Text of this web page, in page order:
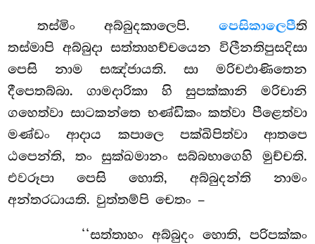
තස්මිං අබ්බුදකාලෙපි. පෙසිකාලෙපීති
තස්මාපි අබ්බුදා සත්තාහච්චයෙන විලීනතිපුසදිසා
පෙසි නාම සඤ්ජායති. සා මරිචඵාණිතෙන
දීපෙතබ්බා. ගාමදාරිකා හි සුපක්කානි මරිචානි
ගහෙත්වා සාටකන්තෙ භණ්ඩිකං කත්වා පීළෙත්වා
මණ්ඩං ආදාය කපාලෙ පක්ඛිපිත්වා ආතපෙ
ඨපෙන්ති, තං සුක්ඛමානං සබ්බභාගෙහි මුච්චති.
එවරූපා පෙසි හොති, අබ්බුදන්ති නාමං
අන්තරධායති. වුත්තම්පි චෙතං –
‘‘සත්තාහං අබ්බුදං හොති, පරිපක්කං